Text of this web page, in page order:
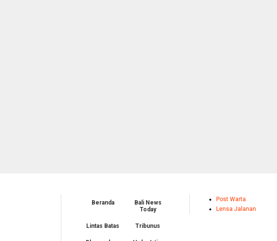
Beranda
Bali News
Today
Lintas Batas Tribunus
Post Warta
Lensa Jalanan